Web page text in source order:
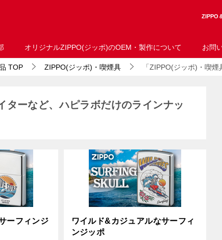
ZIPPO
オリジナルZIPPO(ジッポ)のOEM・製作について お問
TOP ZIPPO(ジッポ)・喫煙具 「ZIPPO(ジッポ)・喫
ターなど、ハピラボだけのラインナッ
ーフィンジ
ワイルド&カジュアルなサーフィ
ンジッポ